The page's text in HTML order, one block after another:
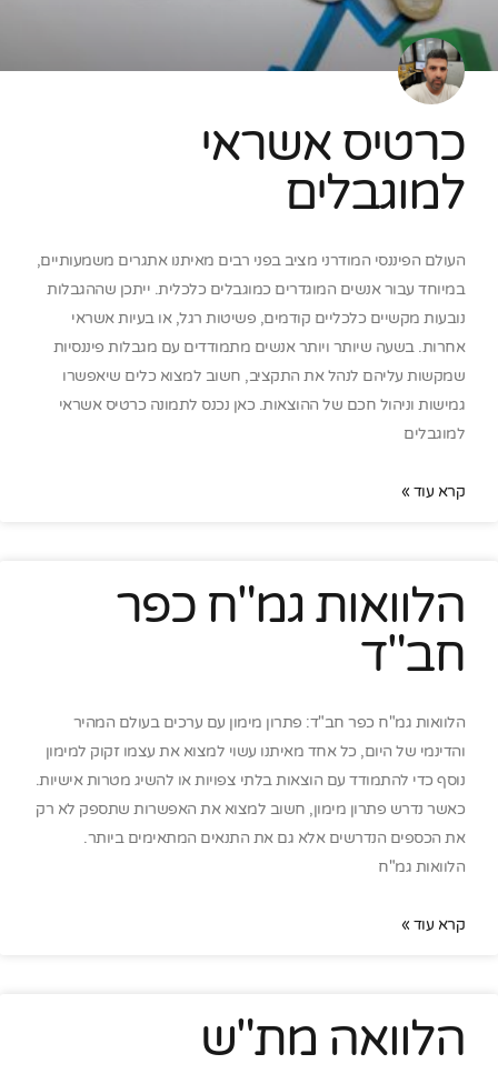
כרטיס אשראי
למוגבלים
העולם הפיננסי המודרני מציב בפני רבים מאיתנו אתגרים משמעותיים,
במיוחד עבור אנשים המוגדרים כמוגבלים כלכלית. ייתכן שההגבלות
נובעות מקשיים כלכליים קודמים, פשיטות רגל, או בעיות אשראי
אחרות. בשעה שיותר ויותר אנשים מתמודדים עם מגבלות פיננסיות
שמקשות עליהם לנהל את התקציב, חשוב למצוא כלים שיאפשרו
גמישות וניהול חכם של ההוצאות. כאן נכנס לתמונה כרטיס אשראי
למוגבלים
קרא עוד »
הלוואות גמ"ח כפר
חב"ד
הלוואות גמ"ח כפר חב"ד: פתרון מימון עם ערכים בעולם המהיר
והדינמי של היום, כל אחד מאיתנו עשוי למצוא את עצמו זקוק למימון
נוסף כדי להתמודד עם הוצאות בלתי צפויות או להשיג מטרות אישיות.
כאשר נדרש פתרון מימון, חשוב למצוא את האפשרות שתספק לא רק
את הכספים הנדרשים אלא גם את התנאים המתאימים ביותר.
הלוואות גמ"ח
קרא עוד »
הלוואה מת"ש